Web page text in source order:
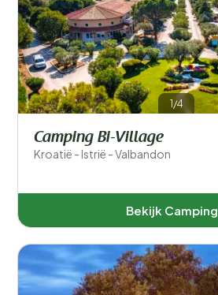
Populaire filters
Type accommodatie
Sport en vrije tijd
Filters opslaan
1/4
Camping Bi-Village
Kroatië - Istrië - Valbandon
Bekijk Camping